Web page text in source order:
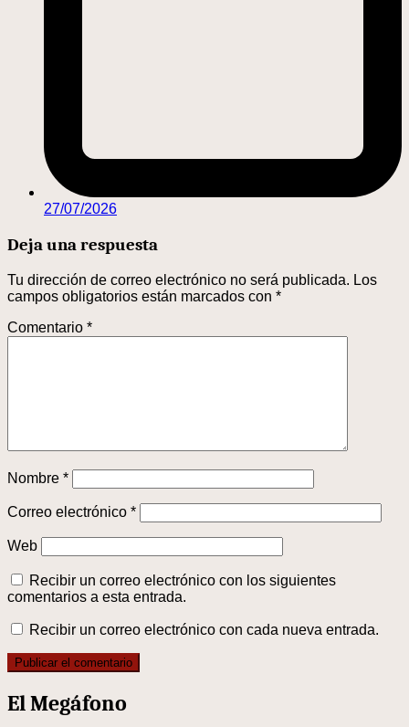
27/07/2026
Deja una respuesta
Tu dirección de correo electrónico no será publicada. Los
campos obligatorios están marcados con *
Comentario *
Nombre *
Correo electrónico *
Web
Recibir un correo electrónico con los siguientes
comentarios a esta entrada.
Recibir un correo electrónico con cada nueva entrada.
El Megáfono